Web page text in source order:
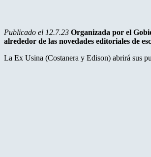
Publicado el 12.7.23 Organizada por el
alrededor de las novedades editoriales de
La Ex Usina (Costanera y Edison) abrirá sus